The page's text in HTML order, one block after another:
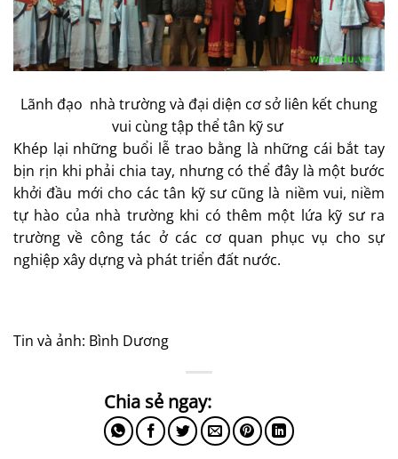
Lãnh đạo nhà trường và đại diện cơ sở liên kết chung
vui cùng tập thể tân kỹ sư
Khép lại những buổi lễ trao bằng là những cái bắt tay
bịn rịn khi phải chia tay, nhưng có thể đây là một bước
khởi đầu mới cho các tân kỹ sư cũng là niềm vui, niềm
tự hào của nhà trường khi có thêm một lứa kỹ sư ra
trường về công tác ở các cơ quan phục vụ cho sự
nghiệp xây dựng và phát triển đất nước.
Tin và ảnh: Bình Dương